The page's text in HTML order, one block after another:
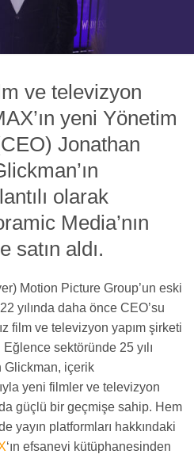
ve televizyon
yeni Yönetim
Jonathan
olarak
Media’nın
satın aldı.
Motion Picture Group’un eski
yılında daha önce CEO’su
film ve televizyon yapım şirketi
sektöründe 25 yılı
Glickman, içerik
yeni filmler ve televizyon
güçlü bir geçmişe sahip. Hem
yayın platformları hakkındaki
‘ın efsanevi kütüphanesinden